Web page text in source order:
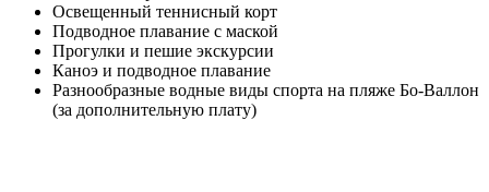
Освещенный теннисный корт
Подводное плавание с маской
Прогулки и пешие экскурсии
Каноэ и подводное плавание
Разнообразные водные виды спорта на пляже Бо-Валлон
(за дополнительную плату)